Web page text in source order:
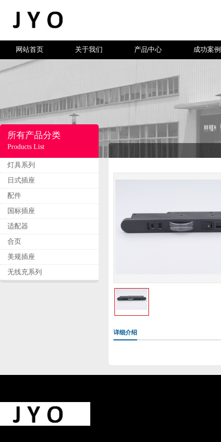
网站首页 关于我们 产品中心 成功案例
所有产品分类
Products List
灯具系列
日式插座
配件
国标插座
适配器
合页
美规插座
无线充系列
详细介绍